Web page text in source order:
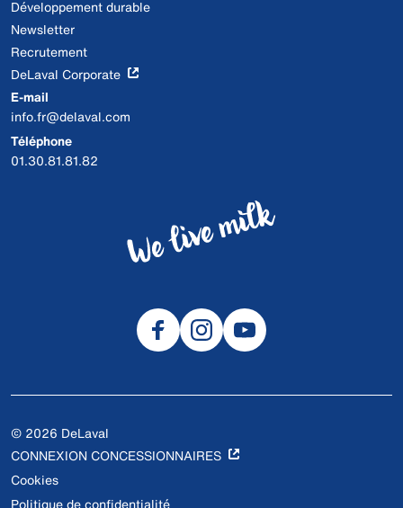
Développement durable
Newsletter
Recrutement
DeLaval Corporate
E-mail
info.fr@delaval.com
Téléphone
01.30.81.81.82
© 2026 DeLaval
CONNEXION CONCESSIONNAIRES
Cookies
Politique de confidentialité